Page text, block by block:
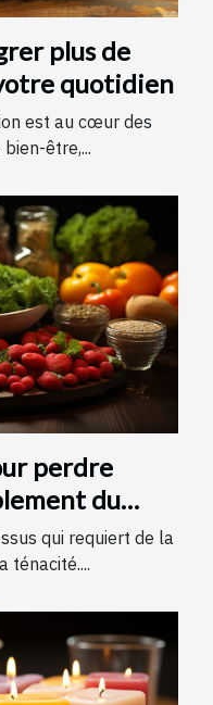
plus de
quotidien
est au cœur des
être,...
perdre
du
qui requiert de la
ténacité....